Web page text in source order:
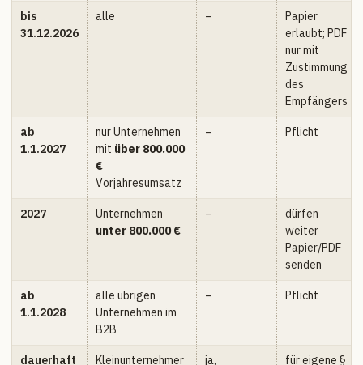
bis
31.12.2026
alle –
Papier
erlaubt; PDF
nur mit
Zustimmung
des
Empfängers
ab
1.1.2027
nur Unternehmen
mit über 800.000
€
Vorjahresumsatz
– Pflicht
2027
Unternehmen
unter 800.000 €
–
dürfen
weiter
Papier/PDF
senden
ab
1.1.2028
alle übrigen
Unternehmen im
B2B
– Pflicht
dauerhaft
Kleinunternehmer
ja,
für eigene §